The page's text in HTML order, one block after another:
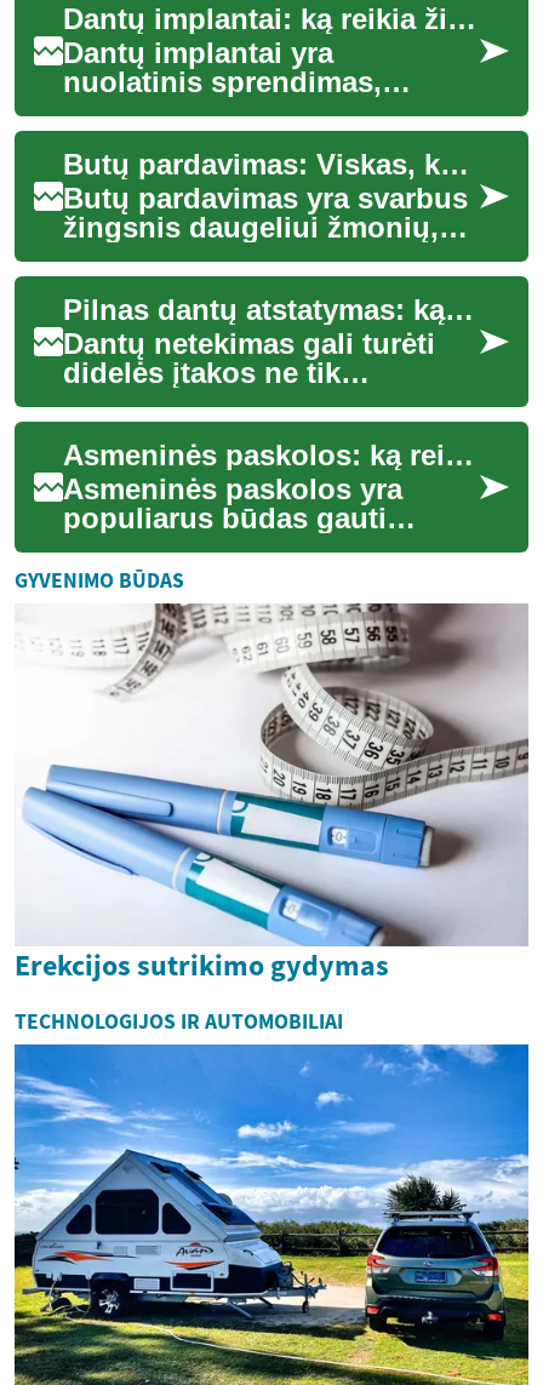
Dantų implantai: ką reikia žinoti prieš procedūrą
Dantų implantai yra
nuolatinis sprendimas,
skirtas pakeisti prarastus
dantis ir atkurti kramtymo
funkciją bei estetik...
Butų pardavimas: Viskas, ką reikia žinoti
Butų pardavimas yra svarbus
žingsnis daugeliui žmonių,
nesvarbu, ar jie parduoda
savo pirmąjį būstą, ar
investuoja į ...
Pilnas dantų atstatymas: ką reikia žinoti?
Dantų netekimas gali turėti
didelės įtakos ne tik
kramtymo funkcijai, bet ir
bendrai burnos ertmės
sveikatai, estetik...
Asmeninės paskolos: ką reikia žinoti prieš skolinantis
Asmeninės paskolos yra
populiarus būdas gauti
papildomų lėšų įvairiems
poreikiams patenkinti.
Nesvarbu, ar norite fin...
GYVENIMO BŪDAS
Erekcijos sutrikimo gydymas
TECHNOLOGIJOS IR AUTOMOBILIAI